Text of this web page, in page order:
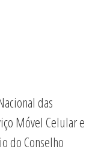
das
Móvel Celular e
do Conselho